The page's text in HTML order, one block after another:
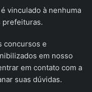
vinculado à nenhuma
prefeituras.
concursos e
em nosso
em contato com a
suas dúvidas.